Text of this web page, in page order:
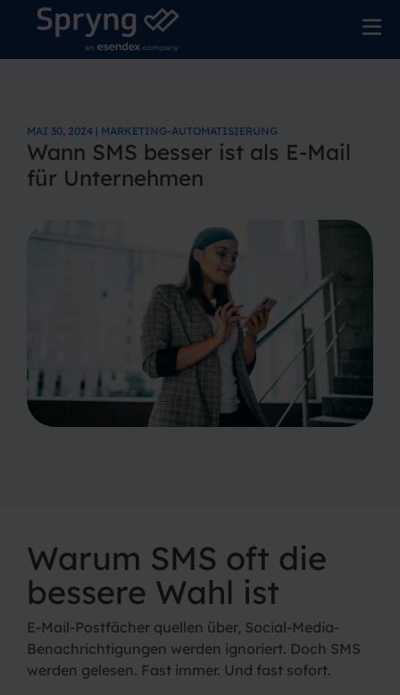
MAI 30, 2024 | MARKETING-AUTOMATISIERUNG
Wann SMS besser ist als E-Mail
für Unternehmen
Warum SMS oft die
bessere Wahl ist
E-Mail-Postfächer quellen über, Social-Media-
Benachrichtigungen werden ignoriert. Doch SMS
werden gelesen. Fast immer. Und fast sofort.